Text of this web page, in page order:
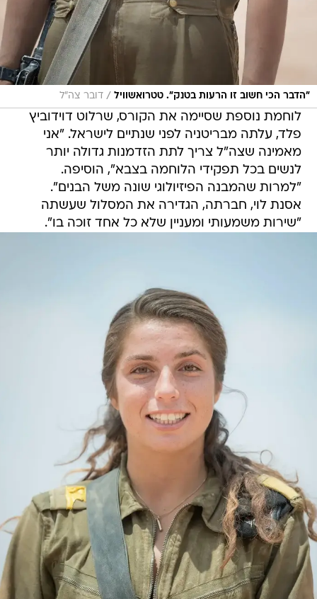
"הדבר הכי חשוב זו הרעות בטנק". טטרואשוויל / דובר צה"ל
לוחמת נוספת שסיימה את הקורס, שרלוט דוידוביץ
פלד, עלתה מבריטניה לפני שנתיים לישראל. "אני
מאמינה שצה"ל צריך לתת הזדמנות גדולה יותר
לנשים בכל תפקידי הלוחמה בצבא", הוסיפה.
"למרות שהמבנה הפיזיולוגי שונה משל הבנים".
אסנת לוי, חברתה, הגדירה את המסלול שעשתה
"שירות משמעותי ומעניין שלא כל אחד זוכה בו".